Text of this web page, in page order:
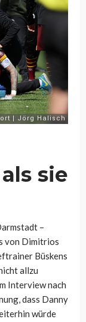
sie
–
von Dimitrios
Büskens
allzu
Interview nach
dass Danny
würde